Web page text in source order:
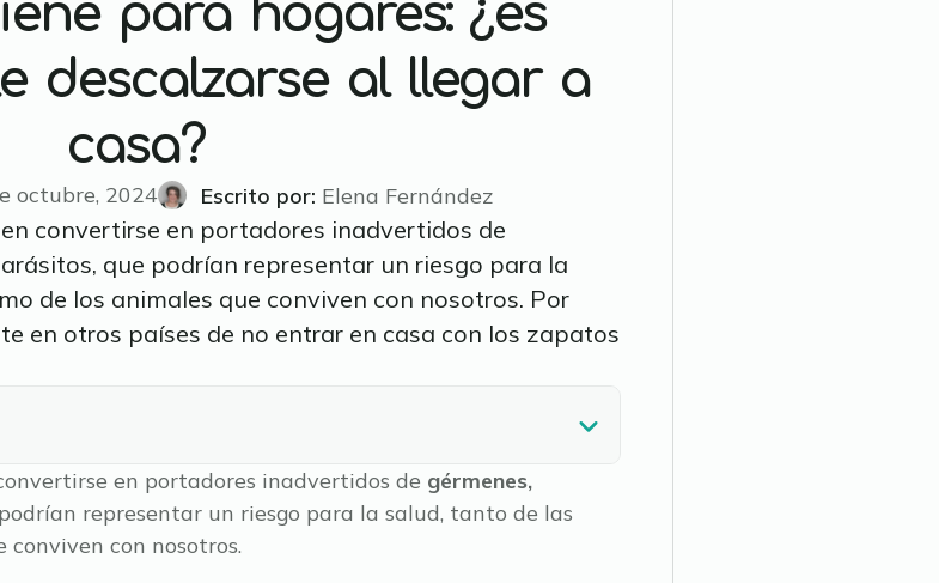
para hogares: ¿es
descalzarse al llegar a
casa?
octubre, 2024 Escrito por: Elena Fernández
convertirse en portadores inadvertidos de
que podrían representar un riesgo para la
de los animales que conviven con nosotros. Por
en otros países de no entrar en casa con los zapatos
en portadores inadvertidos de gérmenes,
representar un riesgo para la salud, tanto de las
conviven con nosotros.